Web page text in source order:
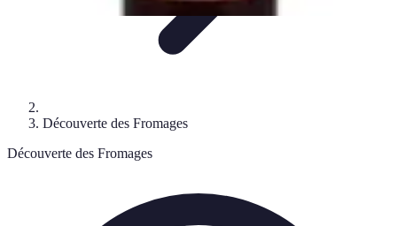
Découverte des Fromages
Découverte des Fromages